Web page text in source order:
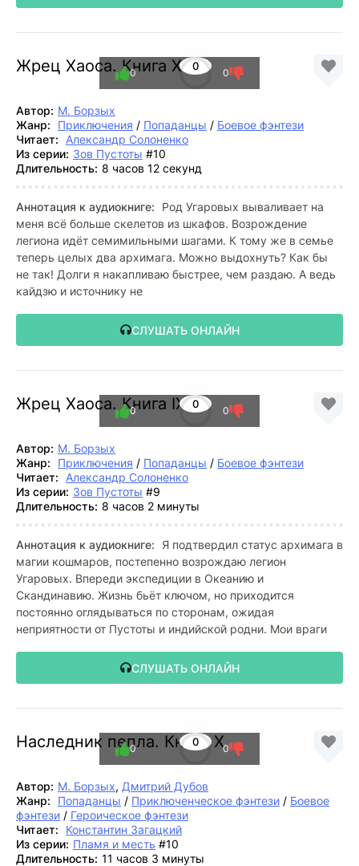
Жрец Хаоса. Книга Х 0
0 0
Автор: М. Борзых
Жанр:
Приключения / Попаданцы / Боевое фэнтези
Читает:
Александр Солоненко
Из серии: Зов Пустоты #10
Длительность: 8 часов 12 секунд
Аннотация к аудиокниге:
Род Угаровых вываливает на
меня всё больше скелетов из шкафов. Возрождение
легиона идёт семимильными шагами. К тому же в семье
теперь целых два архимага. Можно выдохнуть? Как бы
не так! Долги я накапливаю быстрее, чем раздаю. А ведь
кайдзю и источнику не
СЛУШАТЬ ОНЛАЙН
Жрец Хаоса. Книга IХ 0
0 0
Автор: М. Борзых
Жанр:
Приключения / Попаданцы / Боевое фэнтези
Читает:
Александр Солоненко
Из серии: Зов Пустоты #9
Длительность: 8 часов 2 минуты
Аннотация к аудиокниге:
Я подтвердил статус архимага в
магии кошмаров, постепенно возрождаю легион
Угаровых. Впереди экспедиции в Океанию и
Скандинавию. Жизнь бьёт ключом, но приходится
постоянно оглядываться по сторонам, ожидая
неприятности от Пустоты и индийской родни. Мои враги
СЛУШАТЬ ОНЛАЙН
Наследник пепла. Книга X
0
0 0
Автор: М. Борзых, Дмитрий Дубов
Жанр:
Попаданцы / Приключенческое фэнтези / Боевое
фэнтези / Героическое фэнтези
Читает:
Константин Загацкий
Из серии: Пламя и месть #10
Длительность: 11 часов 3 минуты